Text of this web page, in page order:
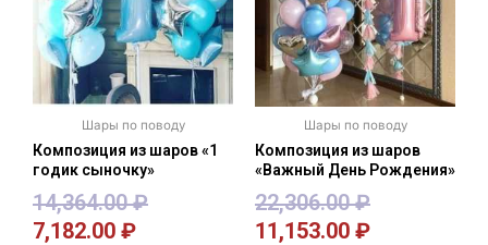
Шары по поводу
Композиция из шаров «1
годик сыночку»
14,364.00₽
7,182.00 ₽
Шары по поводу
Композиция из шаров
«Важный День Рождения»
22,306.00₽
11,153.00 ₽